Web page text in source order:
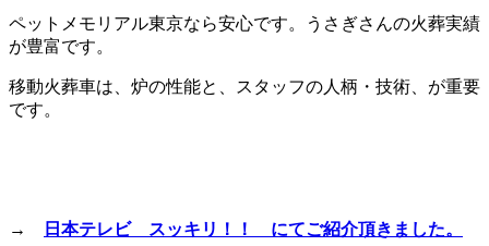
ペットメモリアル東京なら安心です。うさぎさんの火葬実績
が豊富です。
移動火葬車は、炉の性能と、スタッフの人柄・技術、が重要
です。
→ 日本テレビ スッキリ！！ にてご紹介頂きました。